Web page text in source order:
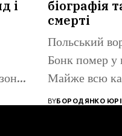
і
біографія
смерті
Польський
Бонк помер у
Майже всю
BYБОРОДЯНКО